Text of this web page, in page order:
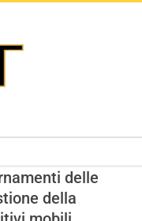
delle
della